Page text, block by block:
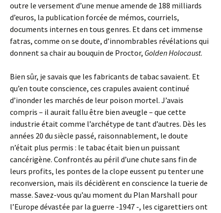
outre le versement d’une menue amende de 188 milliards
d’euros, la publication forcée de mémos, courriels,
documents internes en tous genres. Et dans cet immense
fatras, comme on se doute, d’innombrables révélations qui
donnent sa chair au bouquin de Proctor, Golden Holocaust.
Bien sûr, je savais que les fabricants de tabac savaient. Et
qu’en toute conscience, ces crapules avaient continué
d’inonder les marchés de leur poison mortel. J’avais
compris – il aurait fallu être bien aveugle – que cette
industrie était comme l’archétype de tant d’autres. Dès les
années 20 du siècle passé, raisonnablement, le doute
n’était plus permis : le tabac était bien un puissant
cancérigène. Confrontés au péril d’une chute sans fin de
leurs profits, les pontes de la clope eussent pu tenter une
reconversion, mais ils décidèrent en conscience la tuerie de
masse. Savez-vous qu’au moment du Plan Marshall pour
l’Europe dévastée par la guerre -1947 -, les cigarettiers ont